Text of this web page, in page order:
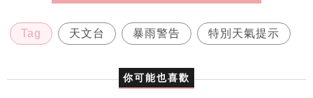
Tag 天文台 暴雨警告 特別天氣提示
你可能也喜歡